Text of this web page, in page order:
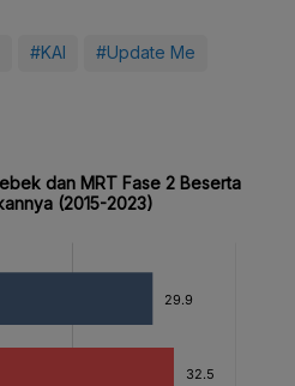
#KAI #Update Me